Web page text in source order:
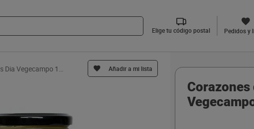
Elige tu código postal Pedidos y
Añadir a mi lista